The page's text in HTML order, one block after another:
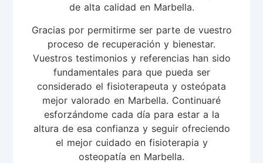
de alta calidad en Marbella.
Gracias por permitirme ser parte de vuestro
proceso de recuperación y bienestar.
Vuestros testimonios y referencias han sido
fundamentales para que pueda ser
considerado el fisioterapeuta y osteópata
mejor valorado en Marbella. Continuaré
esforzándome cada día para estar a la
altura de esa confianza y seguir ofreciendo
el mejor cuidado en fisioterapia y
osteopatía en Marbella.